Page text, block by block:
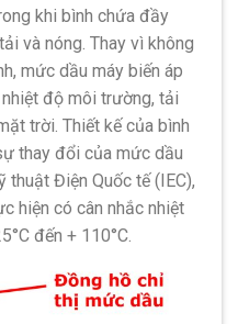
khi bình chứa đầy
và nóng. Thay vì không
mức dầu máy biến áp
độ môi trường, tải
trời. Thiết kế của bình
thay đổi của mức dầu
thuật Điện Quốc tế (IEC),
hiện có cân nhắc nhiệt
đến + 110°C.